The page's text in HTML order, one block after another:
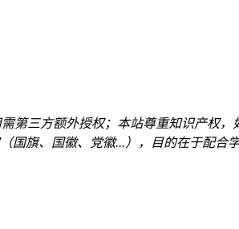
第三方额外授权；本站尊重知识产权，
国旗、国徽、党徽...），目的在于配合